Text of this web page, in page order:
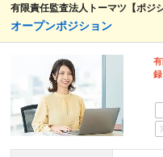
有限責任監査法人トーマツ【ポジ
オープンポジション